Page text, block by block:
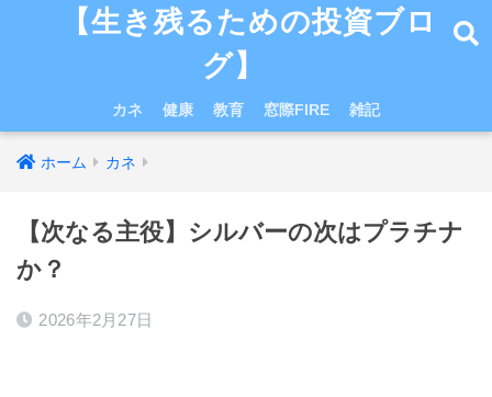
【生き残るための投資ブロ
グ】
カネ 健康 教育 窓際FIRE 雑記
ホーム カネ
【次なる主役】シルバーの次はプラチナ
か？
2026年2月27日